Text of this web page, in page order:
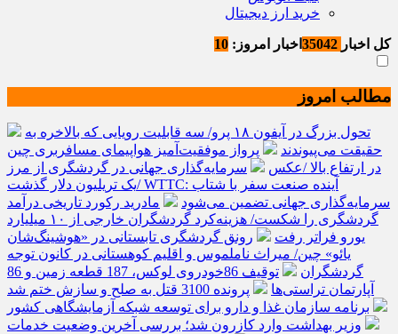
خرید ارز دیجیتال
کل اخبار اخبار امروز: 10
مطالب امروز
تحول بزرگ در آیفون ۱۸ پرو/ سه قابلیت رویایی که بالاخره به
حقیقت می‌پیوندند
پرواز موفقیت‌آمیز هواپیمای مسافربری چین
در ارتفاع بالا /عکس
سرمایه‌گذاری جهانی در گردشگری از مرز
یک تریلیون دلار گذشت/ WTTC: آینده صنعت سفر با شتاب
سرمایه‌گذاری جهانی تضمین می‌شود
مادرید رکورد تاریخی درآمد
گردشگری را شکست/ هزینه‌کرد گردشگران خارجی از ۱۰ میلیارد
یورو فراتر رفت
رونق گردشگری تابستانی در «هوشینگ‌شان
یائو» چین/ میراث ناملموس و اقلیم کوهستانی در کانون توجه
گردشگران
توقیف 86خودروی لوکس، 187 قطعه زمین و 86
آپارتمان تراستی‌ها
پرونده 3100 قتل به صلح و سازش ختم شد
برنامه سازمان غذا و دارو برای توسعه شبکه آزمایشگاهی کشور
وزیر بهداشت وارد کازرون شد؛ بررسی آخرین وضعیت خدمات